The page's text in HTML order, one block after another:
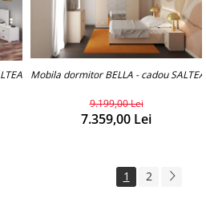
Mobila dormitor BELLA - cadou
9.199,00 Lei
7.359,00 Lei
1 2